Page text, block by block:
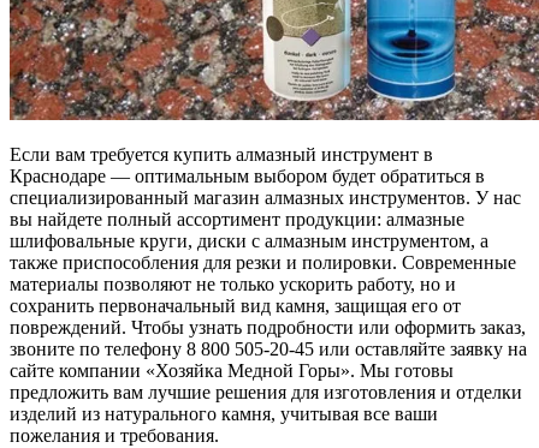
Если вам требуется купить алмазный инструмент в
Краснодаре — оптимальным выбором будет обратиться в
специализированный магазин алмазных инструментов. У нас
вы найдете полный ассортимент продукции: алмазные
шлифовальные круги, диски с алмазным инструментом, а
также приспособления для резки и полировки. Современные
материалы позволяют не только ускорить работу, но и
сохранить первоначальный вид камня, защищая его от
повреждений. Чтобы узнать подробности или оформить заказ,
звоните по телефону 8 800 505-20-45 или оставляйте заявку на
сайте компании «Хозяйка Медной Горы». Мы готовы
предложить вам лучшие решения для изготовления и отделки
изделий из натурального камня, учитывая все ваши
пожелания и требования.